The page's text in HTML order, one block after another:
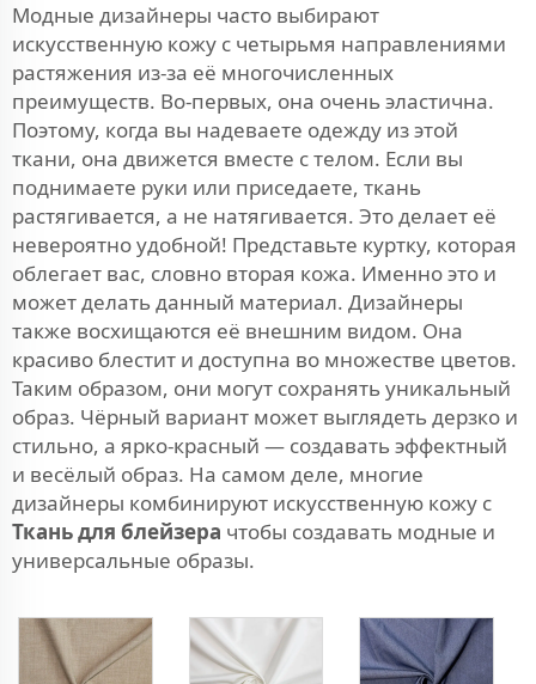
Модные дизайнеры часто выбирают
искусственную кожу с четырьмя направлениями
растяжения из-за её многочисленных
преимуществ. Во-первых, она очень эластична.
Поэтому, когда вы надеваете одежду из этой
ткани, она движется вместе с телом. Если вы
поднимаете руки или приседаете, ткань
растягивается, а не натягивается. Это делает её
невероятно удобной! Представьте куртку, которая
облегает вас, словно вторая кожа. Именно это и
может делать данный материал. Дизайнеры
также восхищаются её внешним видом. Она
красиво блестит и доступна во множестве цветов.
Таким образом, они могут сохранять уникальный
образ. Чёрный вариант может выглядеть дерзко и
стильно, а ярко-красный — создавать эффектный
и весёлый образ. На самом деле, многие
дизайнеры комбинируют искусственную кожу с
Ткань для блейзера чтобы создавать модные и
универсальные образы.